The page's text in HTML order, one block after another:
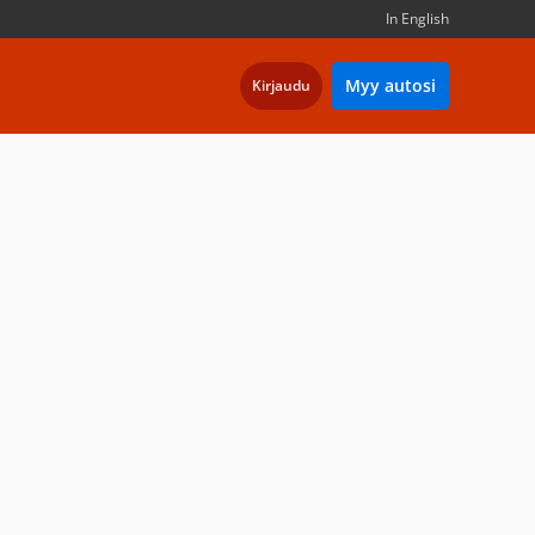
In English
Kirjaudu Myy autosi